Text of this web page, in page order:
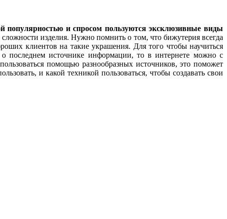
популярностью и спросом пользуются эксклюзивные виды
сложности изделия. Нужно помнить о том, что бижутерия всегда
клиентов на такие украшения. Для того чтобы научиться
последнем источнике информации, то в интернете можно с
помощью разнообразных источников, это поможет
и какой техникой пользоваться, чтобы создавать свои